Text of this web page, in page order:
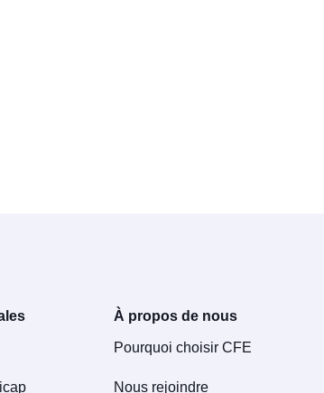
À propos de nous
Pourquoi choisir CFE
Nous rejoindre